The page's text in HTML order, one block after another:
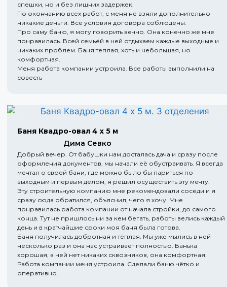
спешки, но и без лишних задержек.
По окончанию всех работ, с меня не взяли дополнительно
никакие деньги. Все условия договора соблюдены.
Про саму баню, я могу говорить вечно. Она конечно же мне
понравилась. Всей семьёй в ней отдыхаем каждые выходные и
никаких проблем. Баня теплая, хоть и небольшая, но
комфортная.
Меня работа компании устроила. Все работы выполнили на
совесть
Баня Квадро-овал 4 х 5 м
Дима Севко
Добрый вечер. От бабушки нам досталась дача и сразу после
оформления документов, мы начали её обустраивать. Я всегда
мечтал о своей бани, где можно было бы париться по
выходным и первым делом, я решил осуществить эту мечту.
Эту строительную компанию мне рекомендовали соседи и я
сразу сюда обратился, объяснил, чего я хочу. Мне
понравилась работа компании от начала стройки, до самого
конца. Тут не пришлось ни за кем бегать, работы велись каждый
день и в кратчайшие сроки моя баня была готова.
Баня получилась добротная и тёплая. Мы уже мылись в ней
несколько раз и она нас устраивает полностью. Банька
хорошая, в ней нет никаких сквозняков, она комфортная.
Работа компании меня устроила. Сделали баню чётко и
оперативно.